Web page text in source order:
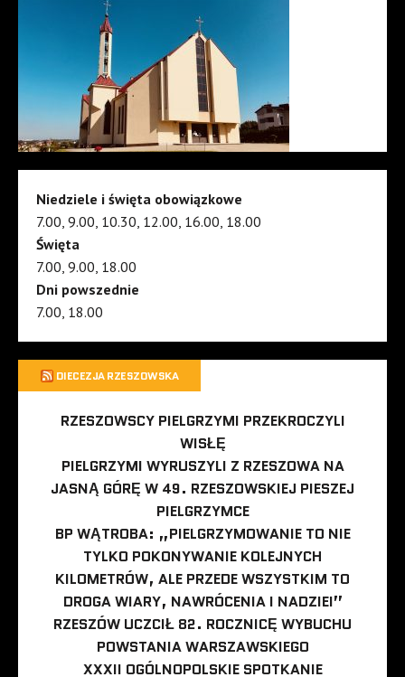
Niedziele i święta obowiązkowe
7.00, 9.00, 10.30, 12.00, 16.00, 18.00
Święta
7.00, 9.00, 18.00
Dni powszednie
7.00, 18.00
DIECEZJA RZESZOWSKA
RZESZOWSCY PIELGRZYMI PRZEKROCZYLI
WISŁĘ
PIELGRZYMI WYRUSZYLI Z RZESZOWA NA
JASNĄ GÓRĘ W 49. RZESZOWSKIEJ PIESZEJ
PIELGRZYMCE
BP WĄTROBA: „PIELGRZYMOWANIE TO NIE
TYLKO POKONYWANIE KOLEJNYCH
KILOMETRÓW, ALE PRZEDE WSZYSTKIM TO
DROGA WIARY, NAWRÓCENIA I NADZIEI”
RZESZÓW UCZCIŁ 82. ROCZNICĘ WYBUCHU
POWSTANIA WARSZAWSKIEGO
XXXII OGÓLNOPOLSKIE SPOTKANIE